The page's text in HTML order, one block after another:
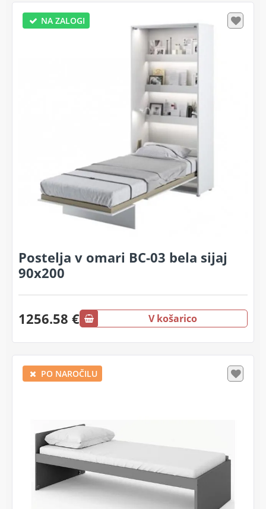
NA ZALOGI
Postelja v omari BC-03 bela sijaj
90x200
1256.58 € V košarico
PO NAROČILU